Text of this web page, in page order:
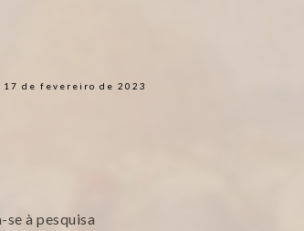
17 de fevereiro de 2023
à pesquisa